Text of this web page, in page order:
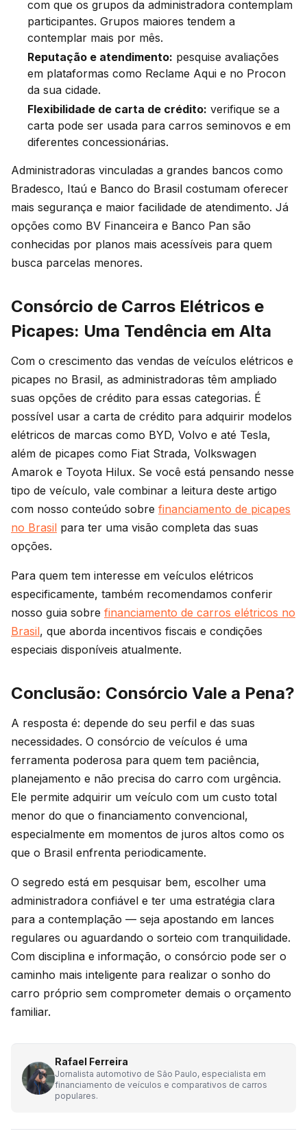
com que os grupos da administradora contemplam
participantes. Grupos maiores tendem a
contemplar mais por mês.
Reputação e atendimento: pesquise avaliações
em plataformas como Reclame Aqui e no Procon
da sua cidade.
Flexibilidade de carta de crédito: verifique se a
carta pode ser usada para carros seminovos e em
diferentes concessionárias.
Administradoras vinculadas a grandes bancos como
Bradesco, Itaú e Banco do Brasil costumam oferecer
mais segurança e maior facilidade de atendimento. Já
opções como BV Financeira e Banco Pan são
conhecidas por planos mais acessíveis para quem
busca parcelas menores.
Consórcio de Carros Elétricos e
Picapes: Uma Tendência em Alta
Com o crescimento das vendas de veículos elétricos e
picapes no Brasil, as administradoras têm ampliado
suas opções de crédito para essas categorias. É
possível usar a carta de crédito para adquirir modelos
elétricos de marcas como BYD, Volvo e até Tesla,
além de picapes como Fiat Strada, Volkswagen
Amarok e Toyota Hilux. Se você está pensando nesse
tipo de veículo, vale combinar a leitura deste artigo
com nosso conteúdo sobre financiamento de picapes
no Brasil para ter uma visão completa das suas
opções.
Para quem tem interesse em veículos elétricos
especificamente, também recomendamos conferir
nosso guia sobre financiamento de carros elétricos no
Brasil, que aborda incentivos fiscais e condições
especiais disponíveis atualmente.
Conclusão: Consórcio Vale a Pena?
A resposta é: depende do seu perfil e das suas
necessidades. O consórcio de veículos é uma
ferramenta poderosa para quem tem paciência,
planejamento e não precisa do carro com urgência.
Ele permite adquirir um veículo com um custo total
menor do que o financiamento convencional,
especialmente em momentos de juros altos como os
que o Brasil enfrenta periodicamente.
O segredo está em pesquisar bem, escolher uma
administradora confiável e ter uma estratégia clara
para a contemplação — seja apostando em lances
regulares ou aguardando o sorteio com tranquilidade.
Com disciplina e informação, o consórcio pode ser o
caminho mais inteligente para realizar o sonho do
carro próprio sem comprometer demais o orçamento
familiar.
Rafael Ferreira
Jornalista automotivo de São Paulo, especialista em
financiamento de veículos e comparativos de carros
populares.